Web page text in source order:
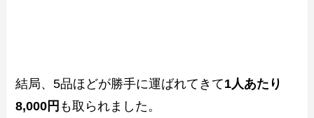
結局、5品ほどが勝手に運ばれてきて1人あたり
8,000円 も取られました。